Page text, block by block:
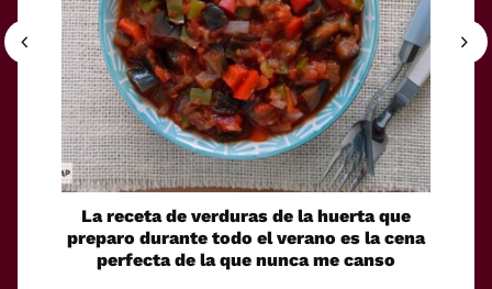
La receta de verduras de la huerta que
preparo durante todo el verano es la cena
perfecta de la que nunca me canso